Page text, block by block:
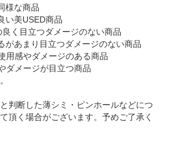
様な商品
い美USED商品
良く目立つダメージのない商品
があまり目立つダメージのない商品
用感やダメージのある商品
ダメージが目立つ商品
判断した薄シミ・ピンホールなどにつ
頂く場合がございます。予めご了承く